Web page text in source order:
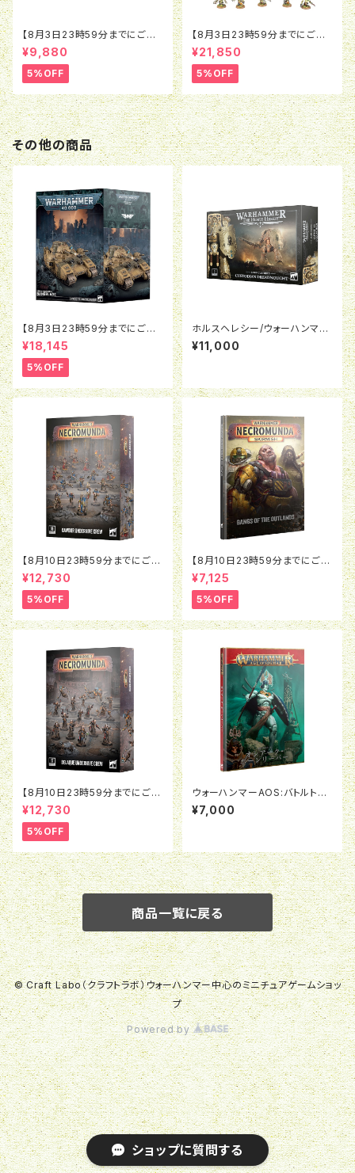
ショップに質問する
【8月3日23時59分までにご予
約で5％OFF】ホルスヘレシー：
レギオネス・アスタルテス：MkIV
アサルト・スカッド
¥9,880
5%OFF
【8月3日23時59分までにご予
約で5％OFF】ウォーハンマー4
0K：キルチーム：エクソダイト
（日本語版）
¥21,850
5%OFF
その他の商品
【8月3日23時59分までにご予
約で5％OFF】ウォーハンマー4
0K：アストラ・ミリタルム：ベイン
ブレイド
¥18,145
5%OFF
ホルスヘレシー/ウォーハンマー
40K:レギオ・カストーデス：カス
トーディアン・ドレッドノート
¥11,000
【8月10日23時59分までにご予
約で5％OFF】ネクロムンダ：コ
ーダー アンダーハイヴ・クルー
¥12,730
5%OFF
【8月10日23時59分までにご予
約で5％OFF】ネクロムンダ：ア
ウトランドのギャング（英語版）
¥7,125
5%OFF
【8月10日23時59分までにご予
約で5％OFF】ネクロムンダ：デ
ラク アンダーハイヴ・クルー
¥12,730
5%OFF
ウォーハンマーAOS:バトルトー
ム:オシアーク・ボーンリーパー
（日本語版）
¥7,000
商品一覧に戻る
© Craft Labo（クラフトラボ）ウォーハンマー中心のミニチュアゲームショッ
プ
Powered by